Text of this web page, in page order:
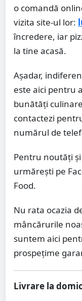
o comandă
vizita site-ul lor:
încredere, iar
la tine acasă.
Așadar,
este aici pentru
bunătăți
contactezi
numărul de
Pentru noutăți
urmărești pe
Food.
Nu rata ocazia
mâncărurile
suntem aici
prospețime
Livrare la